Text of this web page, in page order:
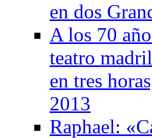
en dos
A los 70
teatro
en tres
2013
Raphael: